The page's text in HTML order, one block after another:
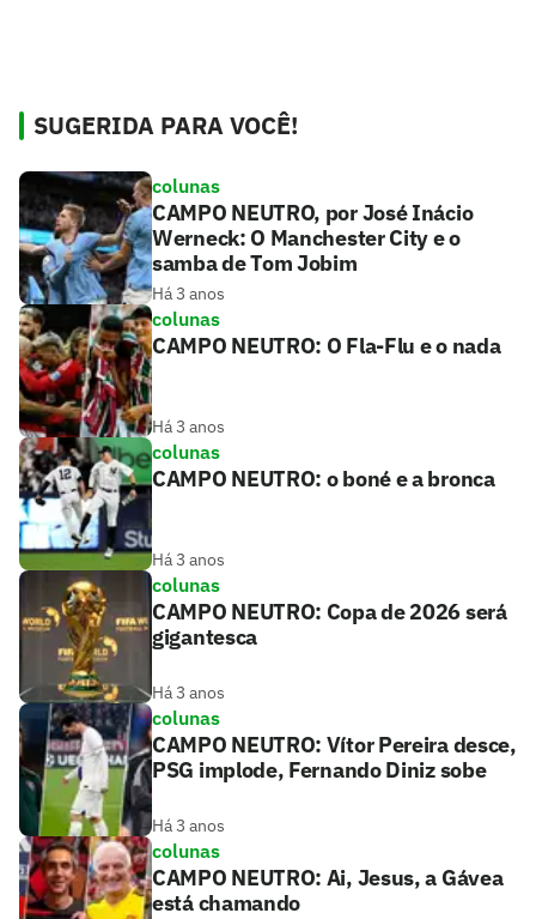
SUGERIDA PARA VOCÊ!
colunas
CAMPO NEUTRO, por José Inácio
Werneck: O Manchester City e o
samba de Tom Jobim
Há 3 anos
colunas
CAMPO NEUTRO: O Fla-Flu e o nada
Há 3 anos
colunas
CAMPO NEUTRO: o boné e a bronca
Há 3 anos
colunas
CAMPO NEUTRO: Copa de 2026 será
gigantesca
Há 3 anos
colunas
CAMPO NEUTRO: Vítor Pereira desce,
PSG implode, Fernando Diniz sobe
Há 3 anos
colunas
CAMPO NEUTRO: Ai, Jesus, a Gávea
está chamando